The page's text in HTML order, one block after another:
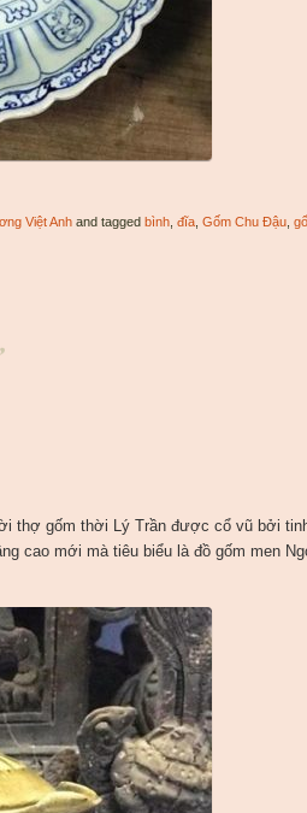
Việt Anhand tagged bình, đĩa, Gốm Chu Đậu,
thợ gốm thời Lý Trần được cổ vũ bởi
cao mới mà tiêu biểu là đồ gốm men